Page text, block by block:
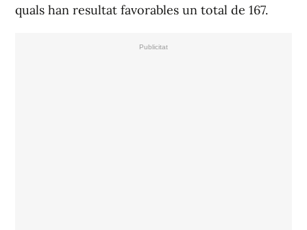
quals han resultat favorables un total de 167.